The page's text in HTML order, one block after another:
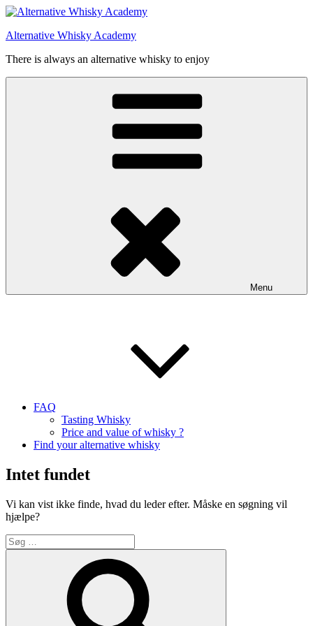
Videre
indhold
Alternative Whisky Academy
There is always an alternative whisky to enjoy
Menu
FAQ
Tasting Whisky
Price and value of whisky ?
Find your alternative whisky
Intet fundet
Vi kan vist ikke finde, hvad du leder efter. Måske en søgning vil
hjælpe?
Søg
efter: